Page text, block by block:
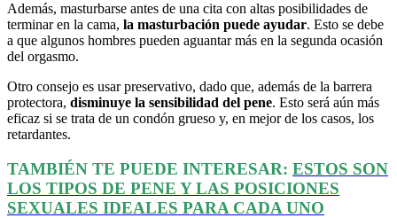
Además, masturbarse antes de una cita con altas posibilidades de
terminar en la cama, la masturbación puede ayudar. Esto se debe
a que algunos hombres pueden aguantar más en la segunda ocasión
del orgasmo.
Otro consejo es usar preservativo, dado que, además de la barrera
protectora, disminuye la sensibilidad del pene. Esto será aún más
eficaz si se trata de un condón grueso y, en mejor de los casos, los
retardantes.
TAMBIÉN TE PUEDE INTERESAR: ESTOS SON
LOS TIPOS DE PENE Y LAS POSICIONES
SEXUALES IDEALES PARA CADA UNO